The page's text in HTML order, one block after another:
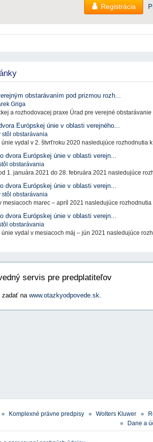
Registrácia
obstarávaním pod prizmou rozh...
Griga
a rozhodovacej praxe Úrad pre verejné
Európskej únie v oblasti verejného...
stôl obstarávania
vydal v 2. štvrťroku 2020 nasledujúce rozhodnutia
dvora Európskej únie v oblasti verejn...
obstarávania
1. januára 2021 do 28. februára 2021 nasledujúce
dvora Európskej únie v oblasti verejn...
stôl obstarávania
mesiacoch marec – apríl 2021 nasledujúce
dvora Európskej únie v oblasti verejn...
obstarávania
vydal v mesiacoch máj – jún 2021 nasledujúce
servis pre predplatiteľov
zadať nawww.otazkyodpovede.sk.
Komplexné právne predpisy Wolters Kluwer
Dane a